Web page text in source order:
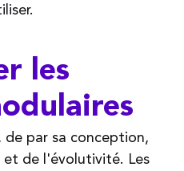
les
par sa conception,
de l'évolutivité. Les